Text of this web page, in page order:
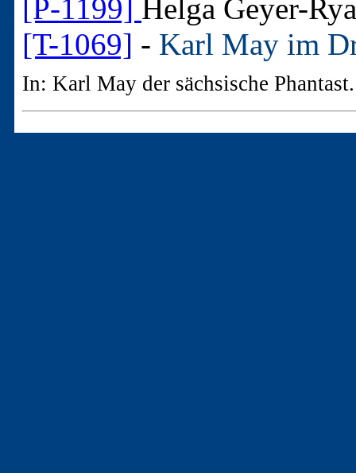
[P-1199]
Helga Geyer-
[T-1069] - Karl May im
In: Karl May der sächsische